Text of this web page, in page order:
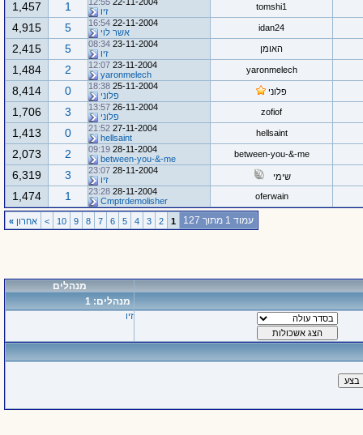
tomshi1
זיו
1
1,457
idan24
22-11-2004
16:54
אשר לוי
5
4,915
האומן 23-11-2004
08:34
זיו
5
2,415
yaronmelech
23-11-2004
12:07
yaronmelech
2
1,484
פלוני
25-11-2004
18:38
פלוני
0
8,414
zofiof
26-11-2004
13:57
פלוני
3
1,706
hellsaint
27-11-2004
21:52
hellsaint
0
1,413
between-you-&-me
28-11-2004
09:19
between-you-&-me
2
2,073
שימי
28-11-2004
23:07
זיו
3
6,319
oferwain
28-11-2004
23:28
Cmptrdemolisher
1
1,474
עמוד 1 מתוך 127 1
2
3
4
5
6
7
8
9
10
> אחרון »
מנהלים
מנהלים: 1
זיו